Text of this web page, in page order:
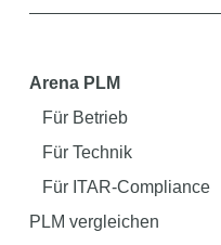
Arena PLM
Für Betrieb
Für Technik
Für ITAR-Compliance
PLM vergleichen